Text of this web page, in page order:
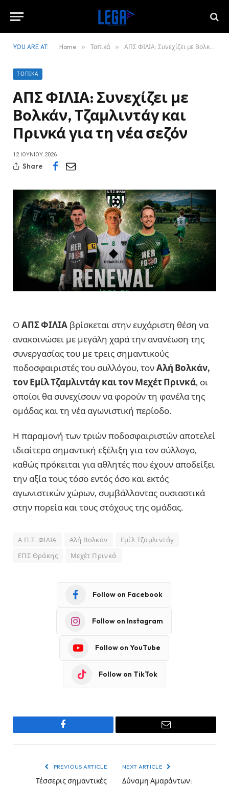
YOU ARE AT: Home » Τοπικά » ΑΠΣ ΦΙΛΙΑ: Συνεχίζει με Βολκάν, Τζαμλιντάγ και Πρινκά για τη νέα σεζόν
ΤΟΠΙΚΆ
ΑΠΣ ΦΙΛΙΑ: Συνεχίζει με
Βολκάν, Τζαμλιντάγ και
Πρινκά για τη νέα σεζόν
12 ΙΟΥΝΊΟΥ 2026
Share
ΟΑΠΣ ΦΙΛΙΑ βρίσκεται στην ευχάριστη θέση να
ανακοινώσει με μεγάλη χαρά την ανανέωση της
συνεργασίας του με τρεις σημαντικούς
ποδοσφαιριστές του συλλόγου, τονΑλή Βολκάν,
τον Εμίλ Τζαμλιντάγ και τον Μεχέτ Πρινκά, οι
οποίοι θα συνεχίσουν να φορούν τη φανέλα της
ομάδας και τη νέα αγωνιστική περίοδο.
Η παραμονή των τριών ποδοσφαιριστών αποτελεί
ιδιαίτερα σημαντική εξέλιξη για τον σύλλογο,
καθώς πρόκειται για αθλητές που έχουν αποδείξει
την αξία τους τόσο εντός όσο και εκτός
αγωνιστικών χώρων, συμβάλλοντας ουσιαστικά
στην πορεία και τους στόχους της ομάδας.
Α.Π.Σ. ΦΙΛΙΑ Αλή Βολκάν
Εμίλ Τζαμλιντάγ
ΕΠΣ Θράκης
Μεχέτ Πρινκά
Follow on Facebook
Follow on Instagram
Follow on YouTube
Follow on TikTok
Facebook Email
PREVIOUS ARTICLE
Τέσσερις σημαντικές
NEXT ARTICLE
Δύναμη Αμαράντων: